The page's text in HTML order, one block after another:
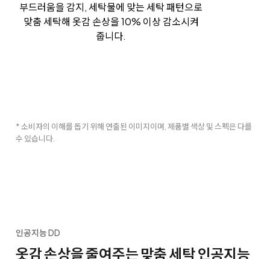
부드러움을 감지, 세탁물에 맞는 세탁 패턴으로
맞춤 세탁해 옷감 손상을 10% 이상 감소시켜
줍니다.
* 소비자의 이해를 돕기 위해 연출된 이미지이며, 제품별 색상 및 스펙은 다를
수 있습니다.
인공지능 DD
옷감 손상을 줄여주는 맞춤 세탁 인공지능